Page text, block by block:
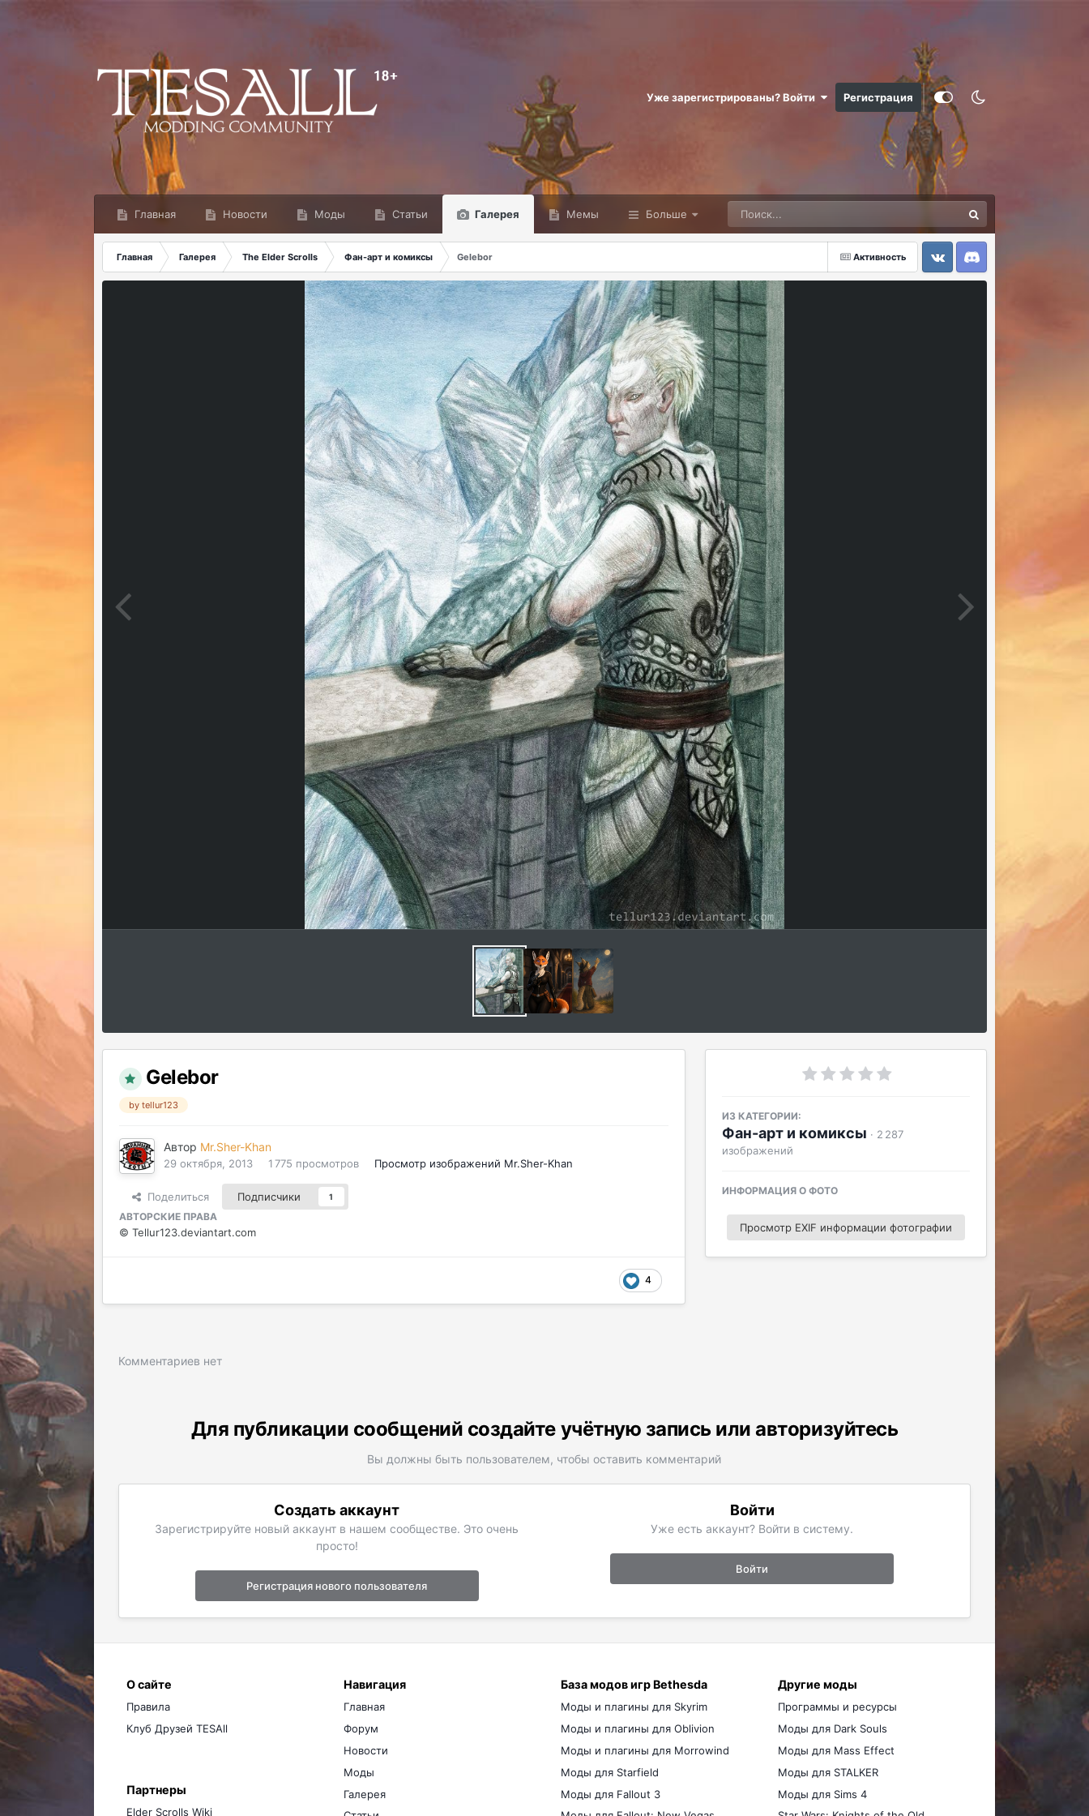
Уже зарегистрированы? Войти Регистрация
Главная Новости Моды Статьи Галерея Мемы Больше
Активность
Главная Галерея The Elder Scrolls Фан-арт и комиксы
Gelebor
VK
Discord
Gelebor
by tellur123
Автор Mr.Sher-Khan
29 октября, 2013 1 775 просмотров Просмотр изображений Mr.Sher-Khan
Поделиться Подписчики 1
АВТОРСКИЕ ПРАВА
© Tellur123.deviantart.com
4
ИЗ КАТЕГОРИИ:
Фан-арт и комиксы · 2 287
изображений
ИНФОРМАЦИЯ О ФОТО
Просмотр EXIF информации фотографии
Комментариев нет
Для публикации сообщений создайте учётную запись или авторизуйтесь
Вы должны быть пользователем, чтобы оставить комментарий
Создать аккаунт
Зарегистрируйте новый аккаунт в нашем сообществе. Это очень
просто!
Регистрация нового пользователя
Войти
Уже есть аккаунт? Войти в систему.
Войти
О сайте
Правила
Клуб Друзей TESAll
Партнеры
Elder Scrolls Wiki
Навигация
Главная
Форум
Новости
Моды
Галерея
База модов игр Bethesda
Моды и плагины для Skyrim
Моды и плагины для Oblivion
Моды и плагины для Morrowind
Моды для Starfield
Моды для Fallout 3
Другие моды
Программы и ресурсы
Моды для Dark Souls
Моды для Mass Effect
Моды для STALKER
Моды для Sims 4